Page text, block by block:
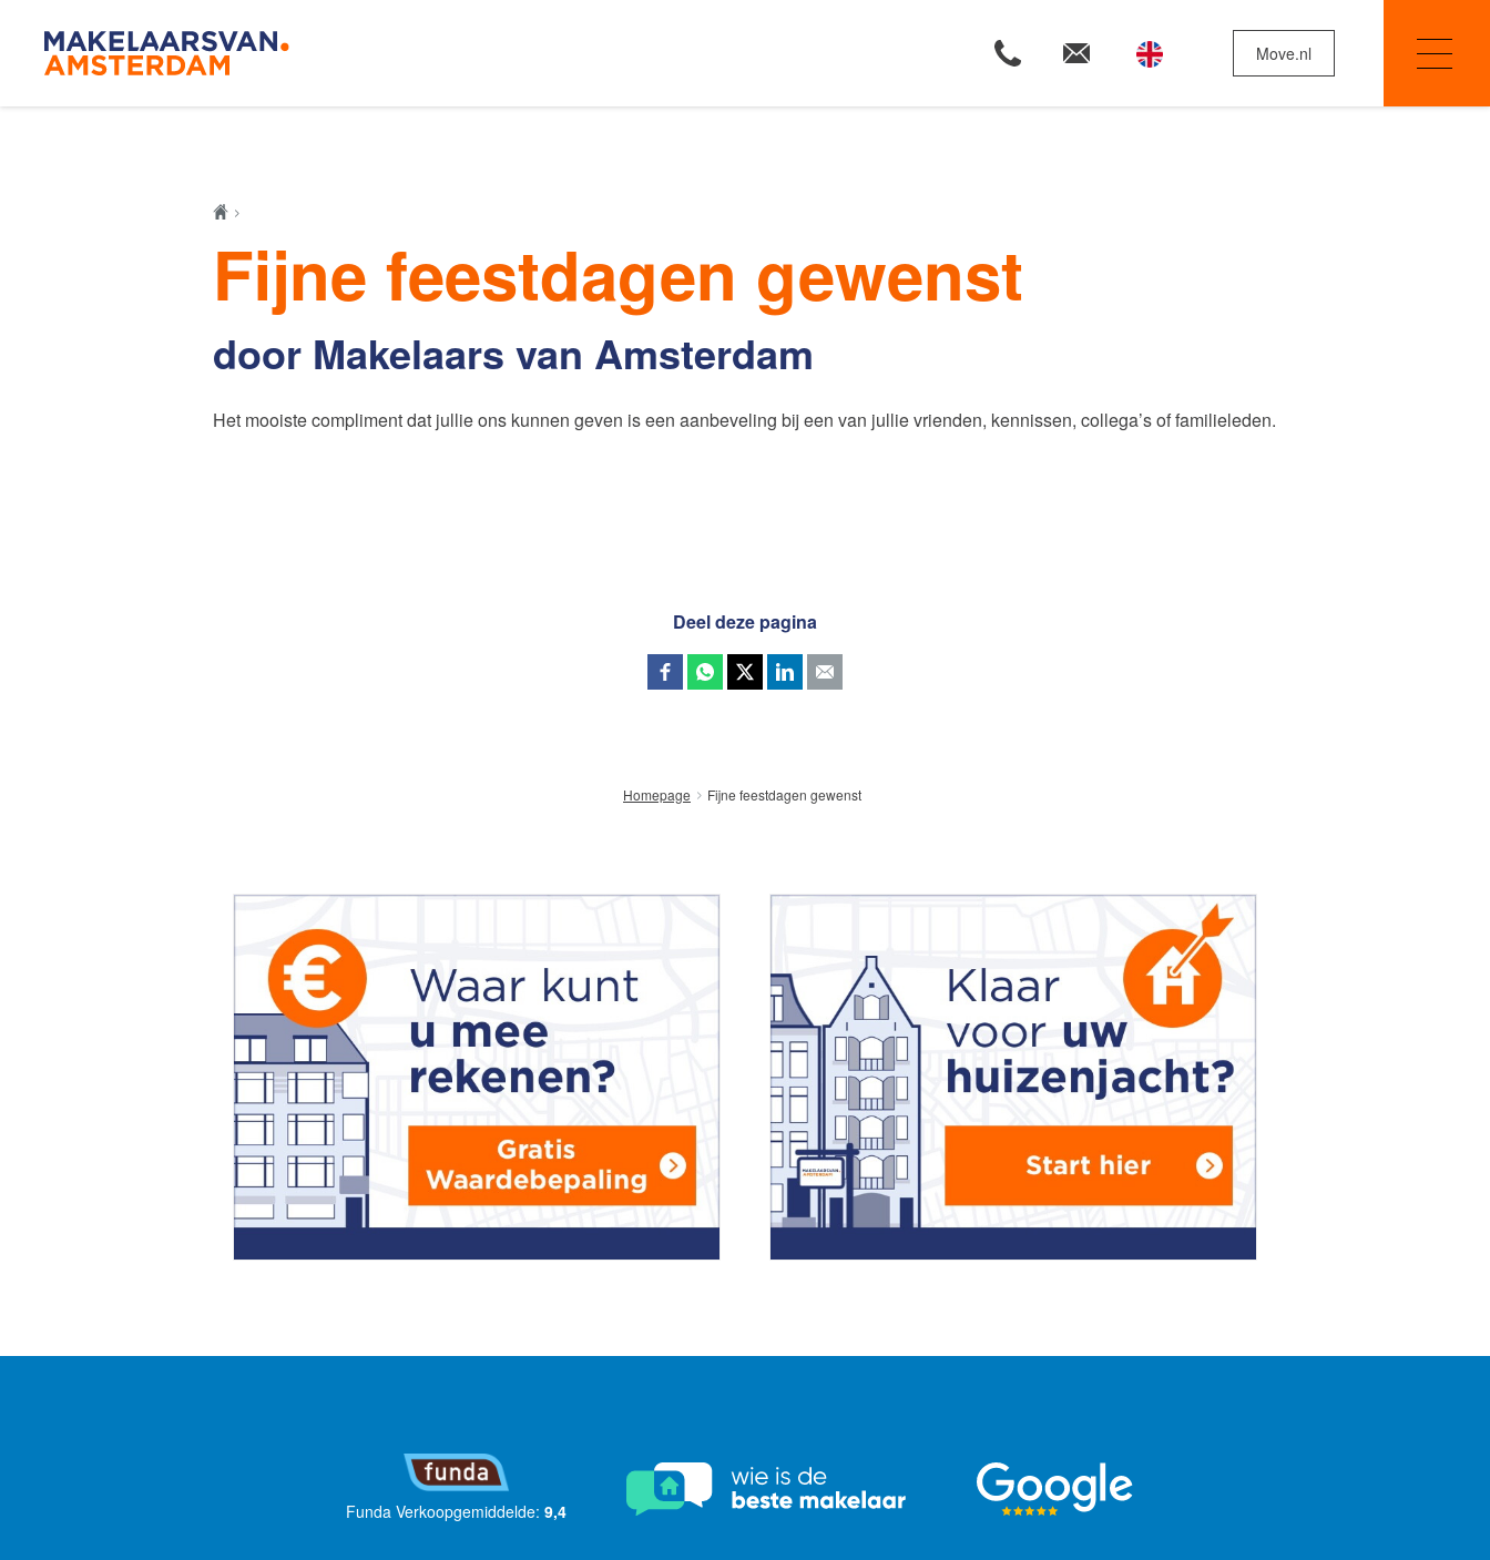
Move.nl
Onze makelaars Onze expertises
Fijne feestdagen gewenst
door Makelaars van Amsterdam
Het mooiste compliment dat jullie ons kunnen geven is een aanbeveling bij een van jullie vrienden, kennissen, collega’s of familieleden.
Deel deze pagina
Homepage Fijne feestdagen gewenst
Funda Verkoopgemiddelde: 9,4